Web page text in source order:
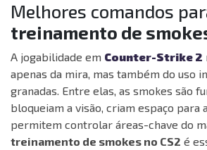
Melhores comandos
treinamento de
A jogabilidade em Counter-Strike 2
apenas da mira, mas também do uso
granadas. Entre elas, as smokes são
bloqueiam a visão, criam espaço para
permitem controlar áreas-chave do
treinamento de smokes no CS2 é